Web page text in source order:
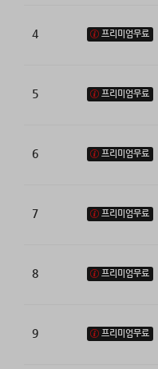
4 프리미엄무료
5 프리미엄무료
6 프리미엄무료
7 프리미엄무료
8 프리미엄무료
9 프리미엄무료